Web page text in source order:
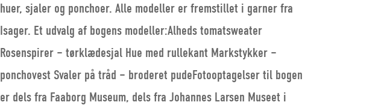
huer, sjaler og ponchoer. Alle modeller er fremstillet i garner fra
Isager. Et udvalg af bogens modeller:Alheds tomatsweater
Rosenspirer – tørklædesjal Hue med rullekant Markstykker –
ponchovest Svaler på tråd – broderet pudeFotooptagelser til bogen
er dels fra Faaborg Museum, dels fra Johannes Larsen Museet i